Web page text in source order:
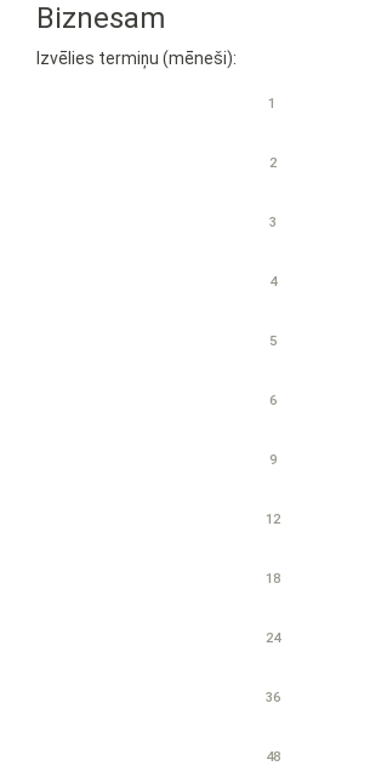
Biznesam
Izvēlies termiņu (mēneši):
1
2
3
4
5
6
9
12
18
24
36
48